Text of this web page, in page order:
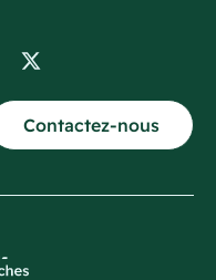
Contactez-nous